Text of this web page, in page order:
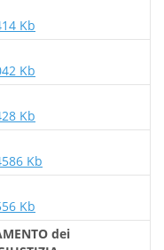
Kb
Kb
Kb
Kb
Kb
dei